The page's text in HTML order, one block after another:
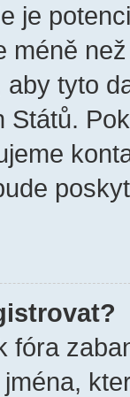
je
méně
tyto
Států.
fóra